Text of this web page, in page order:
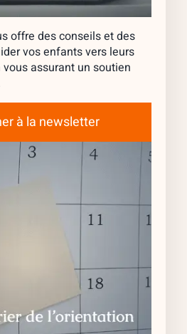
offre des conseils et des
vos enfants vers leurs
assurant un soutien
à la newsletter